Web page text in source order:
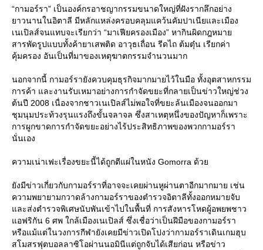
“กามอร์รา” เป็นองค์กรอาชญากรรมขนาดใหญ่ที่ฝังรากลึกอย่าง
าวนานในอิตาลี มีหลักแหล่งครอบคลุมแคว้นคัมปาเนียและเมือง
เนเปิลส์จนแทบจะเรียกว่า “มาเฟียครองเมือง” หากินผิดกฎหมา
สารพัดรูปแบบทั้งค้ายาเสพติด อาวุธเถื่อน รีดไถ ต้มตุ๋น เรียกค่า
คุ้มครอง อันเป็นที่มาของเหตุฆาตกรรมจำนวนมาก
นอกจากนี้ กามอร์รายังควบคุมธุรกิจมากมายไว้ในมือ ทั้งอุตสาหกรรม
การค้า และงานรับเหมาอย่างการกำจัดขยะที่กลายเป็นข่าวใหญ่ช่วง
ต้นปี 2008 เนื่องจากชาวเนเปิลส์ไม่พอใจที่ขยะล้นเมืองจนออกมา
ชุมนุมประท้วงรุนแรงถึงขั้นจลาจล ซึ่งสาเหตุหนึ่งของปัญหาก็เพราะ
การผูกขาดการกำจัดขยะอย่างไร้ประสิทธิภาพของพวกกามอร์รา
นั่นเอง
ความเน่าเฟะเรื่องขยะนี้ได้ถูกตีแผ่ในหนัง Gomorra ด้ว
ังมีข่าวเกี่ยวกับกามอร์ราที่อาจจะเคยผ่านหูผ่านตาอีกมากมาย เช่น
ความพยายามกวาดล้างกามอร์ราของตำรวจอิตาลีทั้งออกหมายจับ
ละส่งตำรวจพิเศษนับพันเข้าไปในพื้นที่ การสังหารโหดผู้อพยพชาว
อฟริกัน 6 ศพ ใกล้เมืองเนเปิลส์ ซึ่งเชื่อว่าเป็นฝีมือของกามอร์รา
หรือแม้แต่ในวงการกีฬายังเคยมีข่าวเปิดโปงว่ากามอร์ราเดินเกมฮุบ
สโมสรฟุตบอลลาซิโอผ่านนอมินีแต่ถูกจับได้เสียก่อน หรือข่าว